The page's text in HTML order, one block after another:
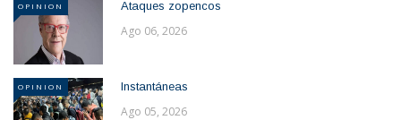
OPINION Ataques zopencos
Ago 06, 2026
OPINION Instantáneas
Ago 05, 2026